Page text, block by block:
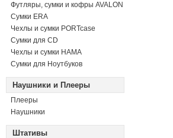
Футляры, сумки и кофры AVALON
Сумки ERA
Чехлы и сумки PORTcase
Сумки для CD
Чехлы и сумки HAMA
Сумки для Ноутбуков
Наушники и Плееры
Плееры
Наушники
Штативы